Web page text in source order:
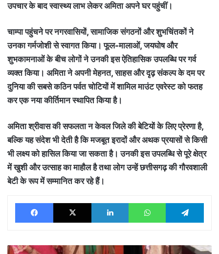
उपचार के बाद स्वास्थ्य लाभ लेकर अमिता अपने घर पहुंचीं।
चाम्पा पहुंचने पर नगरवासियों, सामाजिक संगठनों और शुभचिंतकों ने
उनका गर्मजोशी से स्वागत किया। फूल-मालाओं, जयघोष और
शुभकामनाओं के बीच लोगों ने उनकी इस ऐतिहासिक उपलब्धि पर गर्व
व्यक्त किया। अमिता ने अपनी मेहनत, साहस और दृढ़ संकल्प के दम पर
दुनिया की सबसे कठिन पर्वत चोटियों में शामिल माउंट एवरेस्ट को फतह
कर एक नया कीर्तिमान स्थापित किया है।
अमिता श्रीवास की सफलता न केवल जिले की बेटियों के लिए प्रेरणा है,
बल्कि यह संदेश भी देती है कि मजबूत इरादों और अथक प्रयासों से किसी
भी लक्ष्य को हासिल किया जा सकता है। उनकी इस उपलब्धि से पूरे क्षेत्र
में खुशी और उत्साह का माहौल है तथा लोग उन्हें छत्तीसगढ़ की गौरवशाली
बेटी के रूप में सम्मानित कर रहे हैं।
Facebook X LinkedIn WhatsApp
लक्ष्मी